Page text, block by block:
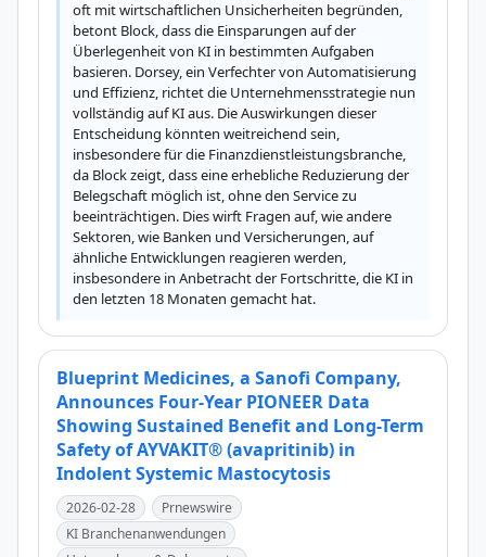
oft mit wirtschaftlichen Unsicherheiten begründen,
betont Block, dass die Einsparungen auf der
Überlegenheit von KI in bestimmten Aufgaben
basieren. Dorsey, ein Verfechter von Automatisierung
und Effizienz, richtet die Unternehmensstrategie nun
vollständig auf KI aus. Die Auswirkungen dieser
Entscheidung könnten weitreichend sein,
insbesondere für die Finanzdienstleistungsbranche,
da Block zeigt, dass eine erhebliche Reduzierung der
Belegschaft möglich ist, ohne den Service zu
beeinträchtigen. Dies wirft Fragen auf, wie andere
Sektoren, wie Banken und Versicherungen, auf
ähnliche Entwicklungen reagieren werden,
insbesondere in Anbetracht der Fortschritte, die KI in
den letzten 18 Monaten gemacht hat.
Blueprint Medicines, a Sanofi Company,
Announces Four-Year PIONEER Data
Showing Sustained Benefit and Long-Term
Safety of AYVAKIT® (avapritinib) in
Indolent Systemic Mastocytosis
2026-02-28
Prnewswire
KI Branchenanwendungen